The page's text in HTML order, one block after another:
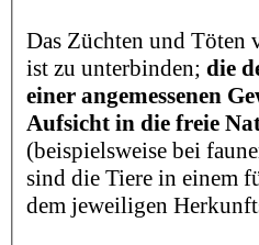
Das Züchten und Töten
ist zu unterbinden; die
einer angemessenen
Aufsicht in die freie
(beispielsweise bei
sind die Tiere in einem
dem jeweiligen